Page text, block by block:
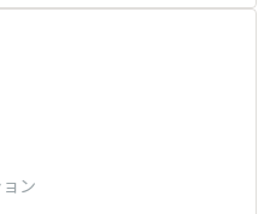
ン